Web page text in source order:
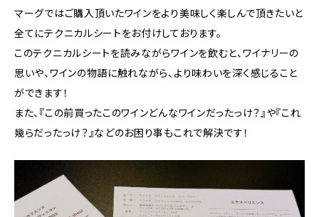
マーグではご購入頂いたワインをより美味しく楽しんで頂きたいと
全てにテクニカルシートをお付けしております。
このテクニカルシートを読みながらワインを飲むと、ワイナリーの
思いや、ワインの物語に触れながら、より味わいを深く感じること
ができます！
また、『この前買ったこのワインどんなワインだったっけ？』や『これ
幾らだったっけ？』などのお困り事もこれで解決です！